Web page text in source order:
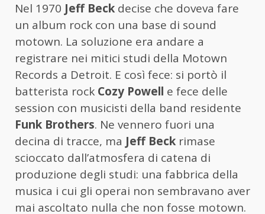
Nel 1970 Jeff Beck decise che doveva fare
un album rock con una base di sound
motown. La soluzione era andare a
registrare nei mitici studi della Motown
Records a Detroit. E così fece: si portò il
batterista rock Cozy Powell e fece delle
session con musicisti della band residente
Funk Brothers. Ne vennero fuori una
decina di tracce, ma Jeff Beck rimase
scioccato dall’atmosfera di catena di
produzione degli studi: una fabbrica della
musica i cui gli operai non sembravano aver
mai ascoltato nulla che non fosse motown.